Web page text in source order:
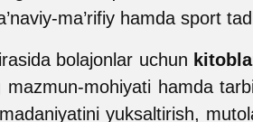
ma’rifiy hamda sport
bolajonlar uchun
mazmun-mohiyati hamda
yuksaltirish,